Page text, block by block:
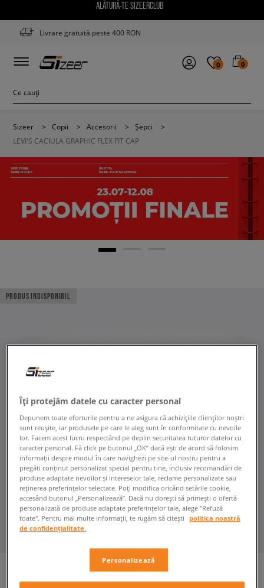
ALĂTURĂ-TE SIZEERCLUB
Livrare gratuită peste 400 RON
0 0
Sizeer > Copii > Accesorii > Șepci
>
LEVI'S CACIULA GRAPHIC FLEX FIT CAP
PRODUS INDISPONIBIL
Îți protejăm datele cu caracter personal
Depunem toate eforturile pentru a ne asigura că achizițiile clienților noștri
sunt reușite, iar produsele pe care le aleg sunt în conformitate cu nevoile
lor. Facem acest lucru respectând pe deplin securitatea tuturor datelor cu
caracter personal. Fă click pe butonul „OK” dacă ești de acord să folosim
informații despre modul în care navighezi pe site-ul nostru pentru a
pregăti conținut personalizat special pentru tine, inclusiv recomandări de
produse adaptate nevoilor și intereselor tale, reclame personalizate sau
reținerea preferințelor selectate. Poți modifica oricând setările cookie,
accesând butonul „Personalizează”. Dacă nu dorești să primești o ofertă
personalizată de produse adaptate preferințelor tale, alege "Refuză
toate". Pentru mai multe informații, te rugăm să citești
politica noastră
de confidențialitate.
Personalizează